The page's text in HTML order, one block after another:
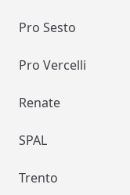
Pro Sesto
Pro Vercelli
Renate
SPAL
Trento